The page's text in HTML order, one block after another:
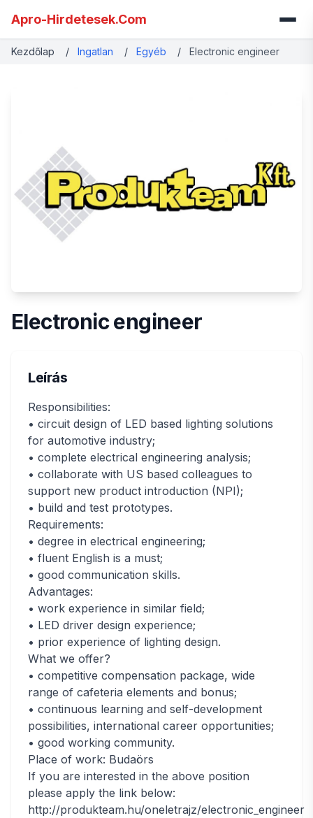
Apro-Hirdetesek.Com
Kezdőlap / Ingatlan / Egyéb / Electronic engineer
Electronic engineer
Leírás
Responsibilities:
• circuit design of LED based lighting solutions
for automotive industry;
• complete electrical engineering analysis;
• collaborate with US based colleagues to
support new product introduction (NPI);
• build and test prototypes.
Requirements:
• degree in electrical engineering;
• fluent English is a must;
• good communication skills.
Advantages:
• work experience in similar field;
• LED driver design experience;
• prior experience of lighting design.
What we offer?
• competitive compensation package, wide
range of cafeteria elements and bonus;
• continuous learning and self-development
possibilities, international career opportunities;
• good working community.
Place of work: Budaörs
If you are interested in the above position
please apply the link below:
http://produkteam.hu/oneletrajz/electronic_engineer